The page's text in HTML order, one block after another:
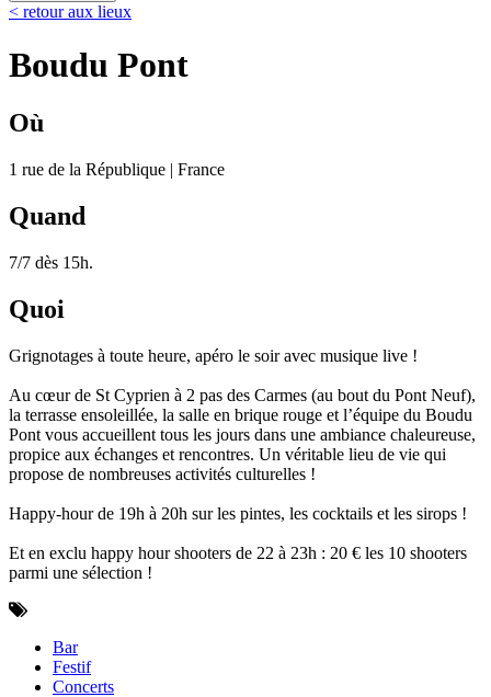
< retour aux lieux
Boudu Pont
Où
1 rue de la République | France
Quand
7/7 dès 15h.
Quoi
Grignotages à toute heure, apéro le soir avec musique live !
Au cœur de St Cyprien à 2 pas des Carmes (au bout du Pont Neuf),
la terrasse ensoleillée, la salle en brique rouge et l’équipe du Boudu
Pont vous accueillent tous les jours dans une ambiance chaleureuse,
propice aux échanges et rencontres. Un véritable lieu de vie qui
propose de nombreuses activités culturelles !
Happy-hour de 19h à 20h sur les pintes, les cocktails et les sirops !
Et en exclu happy hour shooters de 22 à 23h : 20 € les 10 shooters
parmi une sélection !
Bar
Festif
Concerts